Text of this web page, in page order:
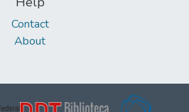
Contact
About